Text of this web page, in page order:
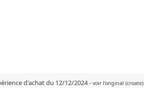
d'achat du 12/12/2024- voir l'original (croate)